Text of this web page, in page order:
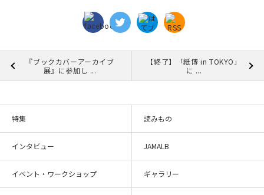
『ブックカバーアーカイブ
展』に参加し ...
【終了】「紙博 in TOKYO」
に ...
特集 読みもの
インタビュー JAMALB
イベント・ワークショップ ギャラリー